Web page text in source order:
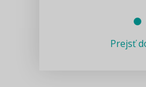
Informácie COVID19
Prejsť